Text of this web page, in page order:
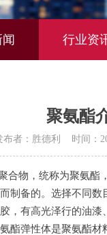
行业资
聚氨酯
布者：胜德利 时间：
物，统称为聚氨
制备的。选择不同
有高光泽行的油
酯弹性体是聚氨酯材